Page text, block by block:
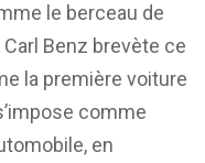
le berceau de
Carl Benz brevète ce
la première voiture
comme
en